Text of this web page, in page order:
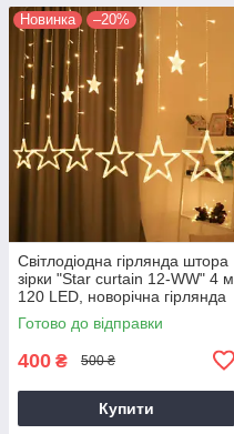
Новинка –20%
Світлодіодна гірлянда штора
зірки "Star curtain 12-WW" 4 м
120 LED, новорічна гірлянда
Теплий білий (гирлянда)
Готово до відправки
400 ₴ 500 ₴
Купити